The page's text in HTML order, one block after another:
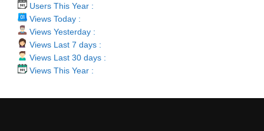
Users This Year :
Views Today :
Views Yesterday :
Views Last 7 days :
Views Last 30 days :
Views This Year :